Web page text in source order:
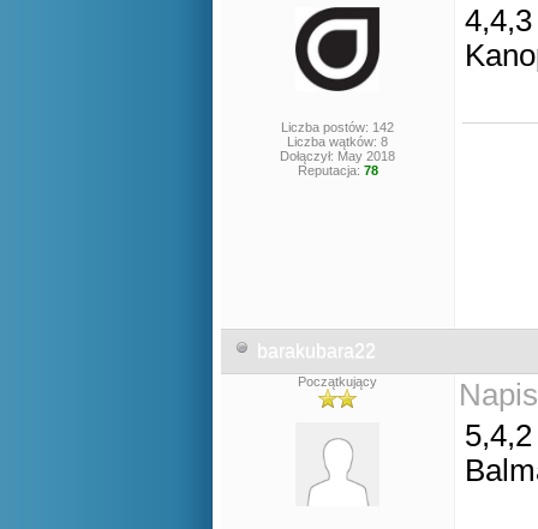
Liczba postów: 142
Liczba wątków: 8
Dołączył: May 2018
Reputacja: 78
4,4,3
barakubara22
Początkujący
5,4,2